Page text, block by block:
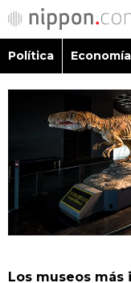
Economía
Política Economía
Los museos más